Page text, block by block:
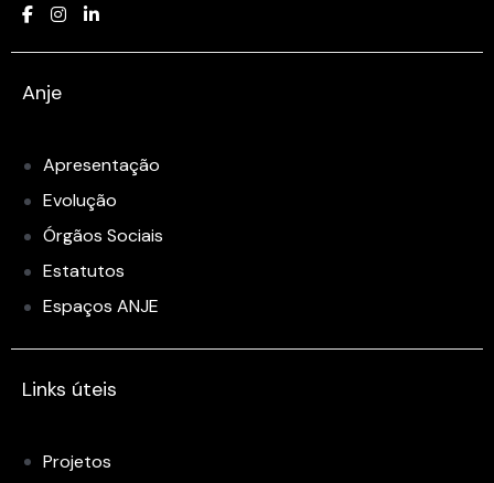
Anje
Apresentação
Evolução
Órgãos Sociais
Estatutos
Espaços ANJE
Links úteis
Projetos